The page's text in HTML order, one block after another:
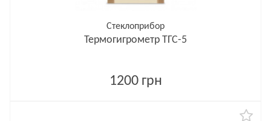
Стеклоприбор
Термогигрометр ТГС-5
1200 грн